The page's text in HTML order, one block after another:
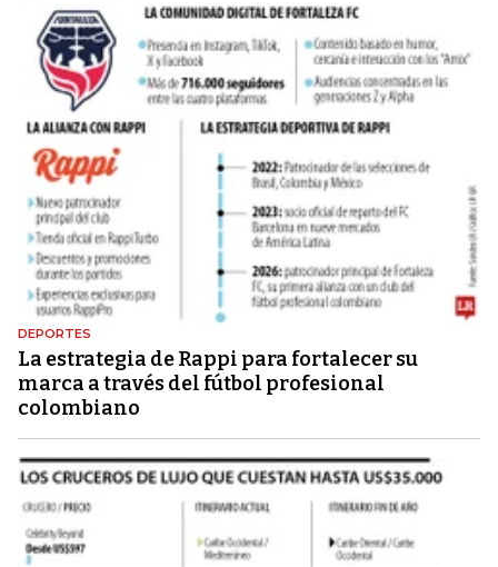
DEPORTES
La estrategia de Rappi para fortalecer su
marca a través del fútbol profesional
colombiano